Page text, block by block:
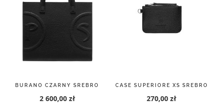
BURANO CZARNY SREBRO
2 600,00 zł
CASE SUPERIORE XS SREBRO
270,00 zł